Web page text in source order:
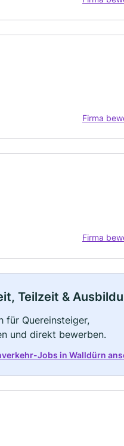
Firma
Firma
Teilzeit &
für Quereinsteiger,
und direkt bewerben.
Jobs in Walldürn